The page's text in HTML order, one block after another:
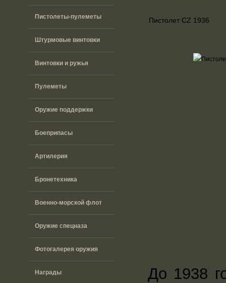
Пистолеты-пулеметы
Штурмовые винтовки
Винтовки и ружья
Пулеметы
Оружие поддержки
Боеприпасы
Артилерия
Бронетехника
Военно-морской флот
Оружие спецназа
Фотогалерея оружия
Награды
Пистолет CZ 1936
До 1938